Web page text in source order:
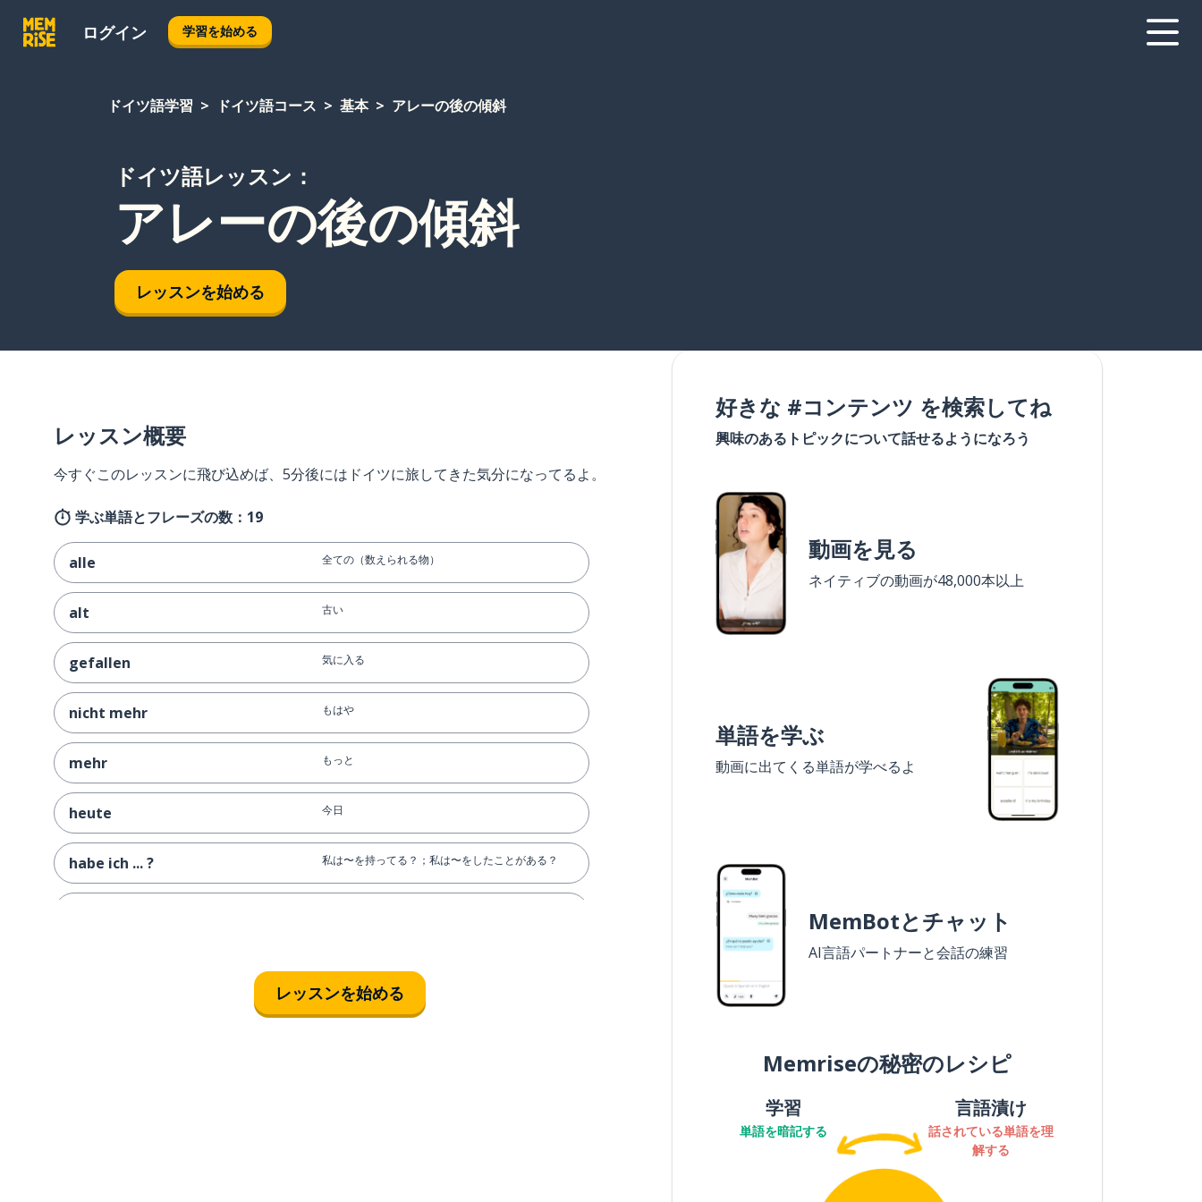
ログイン 学習を始める
ドイツ語学習 ドイツ語コース 基本 アレーの後の傾斜
ドイツ語レッスン：
アレーの後の傾斜
レッスンを始める
レッスン概要
今すぐこのレッスンに飛び込めば、5分後にはドイツに旅してきた気分になってるよ。
学ぶ単語とフレーズの数：19
alle 全ての（数えられる物）
alt 古い
gefallen 気に入る
nicht mehr もはや
mehr もっと
heute 今日
habe ich ... ? 私は〜を持ってる？；私は〜をしたことがある？
レッスンを始める
好きな #コンテンツ を検索してね
興味のあるトピックについて話せるようになろう
動画を見る
ネイティブの動画が48,000本以上
単語を学ぶ
動画に出てくる単語が学べるよ
MemBotとチャット
AI言語パートナーと会話の練習
Memriseの秘密のレシピ
学習
単語を暗記する
言語漬け
話されている単語を理
解する